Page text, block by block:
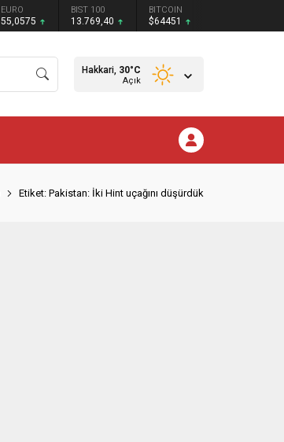
EURO
55,0575
BIST 100
13.769,40
BITCOIN
$64451
Hakkari, 30°C
Açık
Etiket: Pakistan: İki Hint uçağını düşürdük